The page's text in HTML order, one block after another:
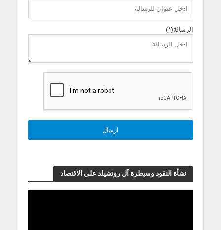
الرسالة(*)
نشأة النقود وسيطرة آل روتشيلد علي الاقتصاد